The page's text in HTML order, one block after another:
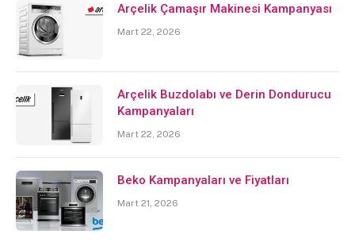
Arçelik Çamaşır Makinesi Kampanyası
Mart 22, 2026
Arçelik Buzdolabı ve Derin Dondurucu
Kampanyaları
Mart 22, 2026
Beko Kampanyaları ve Fiyatları
Mart 21, 2026